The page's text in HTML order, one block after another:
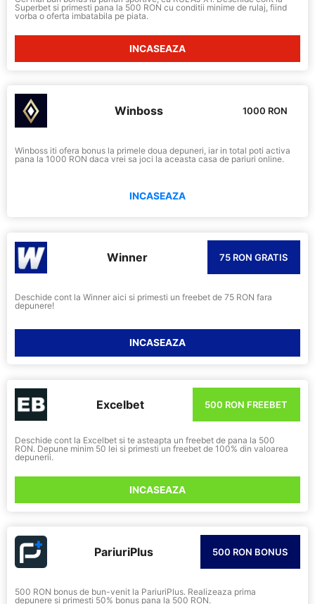
Superbet si primesti pana la 500 RON cu conditii minime de rulaj, fiind
vorba o oferta imbatabila pe piata.
INCASEAZA
Winboss 1000 RON
Winboss iti ofera bonus la primele doua depuneri, iar in total poti activa
pana la 1000 RON daca vrei sa joci la aceasta casa de pariuri online.
INCASEAZA
Winner 75 RON GRATIS
Deschide cont la Winner aici si primesti un freebet de 75 RON fara
depunere!
INCASEAZA
Excelbet 500 RON FREEBET
Deschide cont la Excelbet si te asteapta un freebet de pana la 500
RON. Depune minim 50 lei si primesti un freebet de 100% din valoarea
depunerii.
INCASEAZA
PariuriPlus 500 RON BONUS
500 RON bonus de bun-venit la PariuriPlus. Realizeaza prima
depunere si primesti 50% bonus pana la 500 RON.